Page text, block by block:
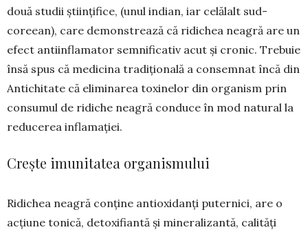
două studii științifice, (unul indian, iar celălalt sud-
coreean), care de­mon­strează că ridichea neagră are un
efect anti­inflamator semnificativ acut și cronic. Trebuie
însă spus că medicina tradițională a consemnat încă din
Antichitate că eliminarea toxinelor din organism prin
consumul de ridiche neagră con­duce în mod natural la
reducerea inflamației.
Crește imunitatea organismului
Ridichea neagră conține antioxidanți puter­nici, are o
acțiune tonică, detoxifiantă şi mine­ralizantă, calități